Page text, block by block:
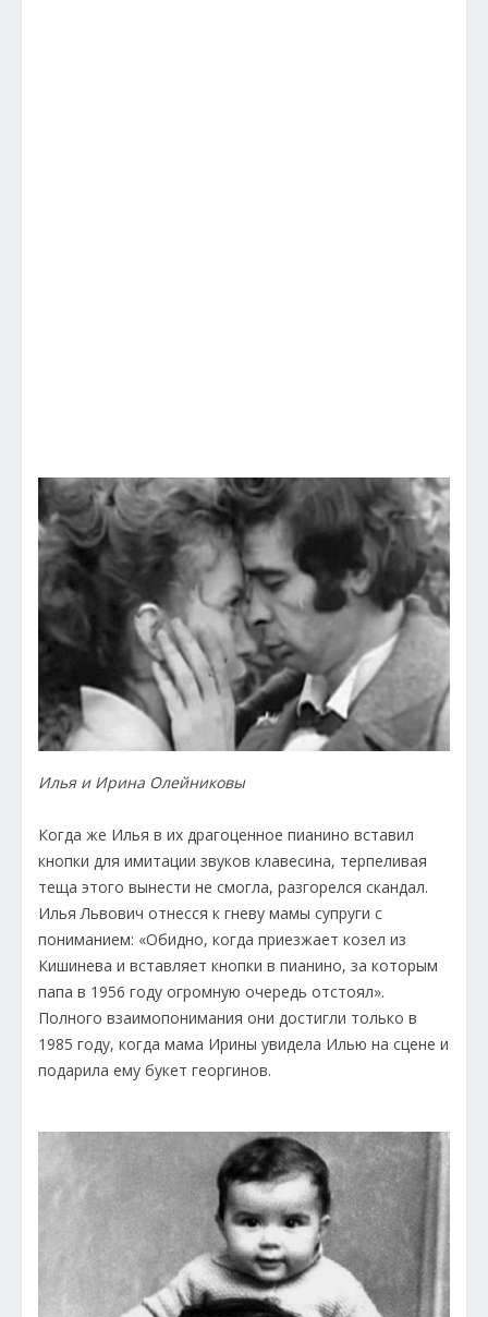
Илья и Ирина Олейниковы
Когда же Илья в их драгоценное пианино вставил
кнопки для имитации звуков клавесина, терпеливая
теща этого вынести не смогла, разгорелся скандал.
Илья Львович отнесся к гневу мамы супруги с
пониманием: «Обидно, когда приезжает козел из
Кишинева и вставляет кнопки в пианино, за которым
папа в 1956 году огромную очередь отстоял».
Полного взаимопонимания они достигли только в
1985 году, когда мама Ирины увидела Илью на сцене и
подарила ему букет георгинов.